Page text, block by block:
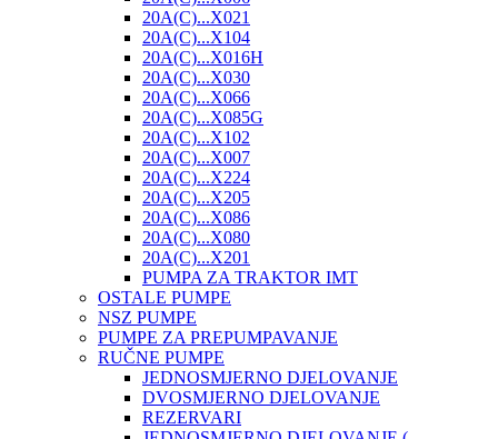
20A(C)...X021
20A(C)...X104
20A(C)...X016H
20A(C)...X030
20A(C)...X066
20A(C)...X085G
20A(C)...X102
20A(C)...X007
20A(C)...X224
20A(C)...X205
20A(C)...X086
20A(C)...X080
20A(C)...X201
PUMPA ZA TRAKTOR IMT
OSTALE PUMPE
NSZ PUMPE
PUMPE ZA PREPUMPAVANJE
RUČNE PUMPE
JEDNOSMJERNO DJELOVANJE
DVOSMJERNO DJELOVANJE
REZERVARI